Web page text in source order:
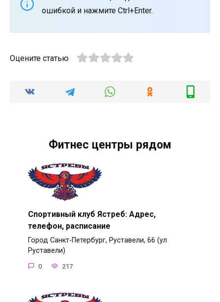
ошибкой и нажмите Ctrl+Enter.
Оцените статью
Фитнес центры рядом
Спортивный клуб Ястреб: Адрес,
телефон, расписание
Город Санкт-Петербург, Руставели, 66 (ул
Руставели)
0 217